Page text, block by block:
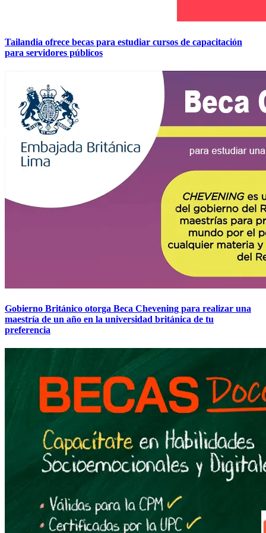
Tailandia ofrece becas para estudiar cursos de capacitación
para servidores públicos
Gobierno Británico otorga Beca Chevening para realizar una
maestría de un año en la universidad británica de tu
preferencia